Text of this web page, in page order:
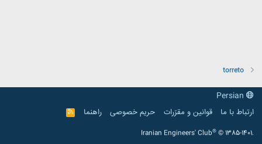
torreto
ارتباط با ما
قوانین و مقرّرات حریم خصوصی راهنما
R
S
Iranian Engineers' Club® © 1385-1401.